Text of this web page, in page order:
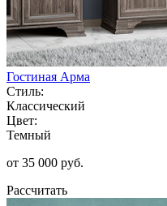
Гостиная Арма
Стиль:
Классический
Цвет:
Темный
от 35 000 руб.
Рассчитать